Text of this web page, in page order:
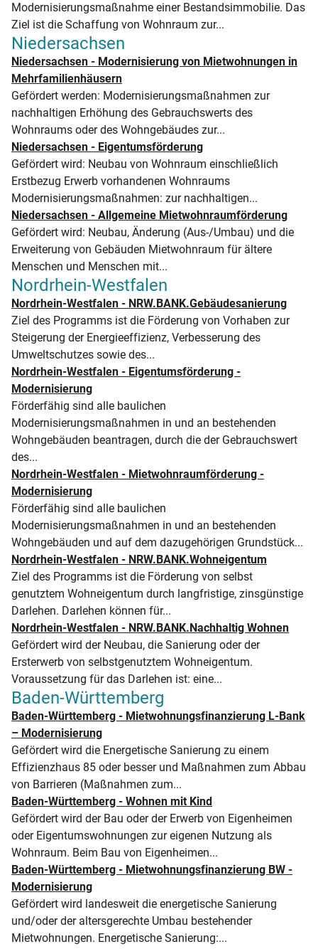
Modernisierungsmaßnahme einer Bestandsimmobilie. Das
Ziel ist die Schaffung von Wohnraum zur...
Niedersachsen
Niedersachsen - Modernisierung von Mietwohnungen in
Mehrfamilienhäusern
Gefördert werden: Modernisierungsmaßnahmen zur
nachhaltigen Erhöhung des Gebrauchswerts des
Wohnraums oder des Wohngebäudes zur...
Niedersachsen - Eigentumsförderung
Gefördert wird: Neubau von Wohnraum einschließlich
Erstbezug Erwerb vorhandenen Wohnraums
Modernisierungsmaßnahmen: zur nachhaltigen...
Niedersachsen - Allgemeine Mietwohnraumförderung
Gefördert wird: Neubau, Änderung (Aus-/Umbau) und die
Erweiterung von Gebäuden Mietwohnraum für ältere
Menschen und Menschen mit...
Nordrhein-Westfalen
Nordrhein-Westfalen - NRW.BANK.Gebäudesanierung
Ziel des Programms ist die Förderung von Vorhaben zur
Steigerung der Energieeffizienz, Verbesserung des
Umweltschutzes sowie des...
Nordrhein-Westfalen - Eigentumsförderung -
Modernisierung
Förderfähig sind alle baulichen
Modernisierungsmaßnahmen in und an bestehenden
Wohngebäuden beantragen, durch die der Gebrauchswert
des...
Nordrhein-Westfalen - Mietwohnraumförderung -
Modernisierung
Förderfähig sind alle baulichen
Modernisierungsmaßnahmen in und an bestehenden
Wohngebäuden und auf dem dazugehörigen Grundstück...
Nordrhein-Westfalen - NRW.BANK.Wohneigentum
Ziel des Programms ist die Förderung von selbst
genutztem Wohneigentum durch langfristige, zinsgünstige
Darlehen. Darlehen können für...
Nordrhein-Westfalen - NRW.BANK.Nachhaltig Wohnen
Gefördert wird der Neubau, die Sanierung oder der
Ersterwerb von selbstgenutztem Wohneigentum.
Voraussetzung für das Darlehen ist: eine...
Baden-Württemberg
Baden-Württemberg - Mietwohnungs­finanzierung L‑Bank
– Modernisierung
Gefördert wird die Energetische Sanierung zu einem
Effizienzhaus 85 oder besser und Maßnahmen zum Abbau
von Barrieren (Maßnahmen zum...
Baden-Württemberg - Wohnen mit Kind
Gefördert wird der Bau oder der Erwerb von Eigenheimen
oder Eigentumswohnungen zur eigenen Nutzung als
Wohnraum. Beim Bau von Eigenheimen...
Baden-Württemberg - Mietwohnungsfinanzierung BW -
Modernisierung
Gefördert wird landesweit die energetische Sanierung
und/oder der altersgerechte Umbau bestehender
Mietwohnungen. Energetische Sanierung:...